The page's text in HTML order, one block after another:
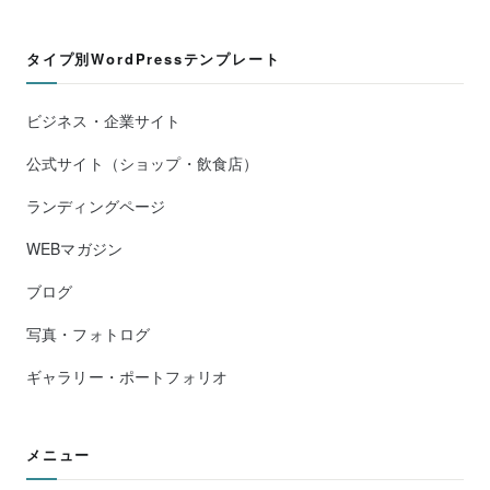
タイプ別WordPressテンプレート
ビジネス・企業サイト
公式サイト（ショップ・飲食店）
ランディングページ
WEBマガジン
ブログ
写真・フォトログ
ギャラリー・ポートフォリオ
メニュー